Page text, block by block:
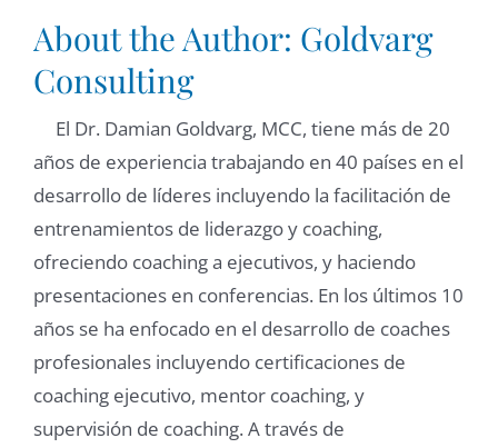
About the Author: Goldvarg
Consulting
El Dr. Damian Goldvarg, MCC, tiene más de 20
años de experiencia trabajando en 40 países en el
desarrollo de líderes incluyendo la facilitación de
entrenamientos de liderazgo y coaching,
ofreciendo coaching a ejecutivos, y haciendo
presentaciones en conferencias. En los últimos 10
años se ha enfocado en el desarrollo de coaches
profesionales incluyendo certificaciones de
coaching ejecutivo, mentor coaching, y
supervisión de coaching. A través de